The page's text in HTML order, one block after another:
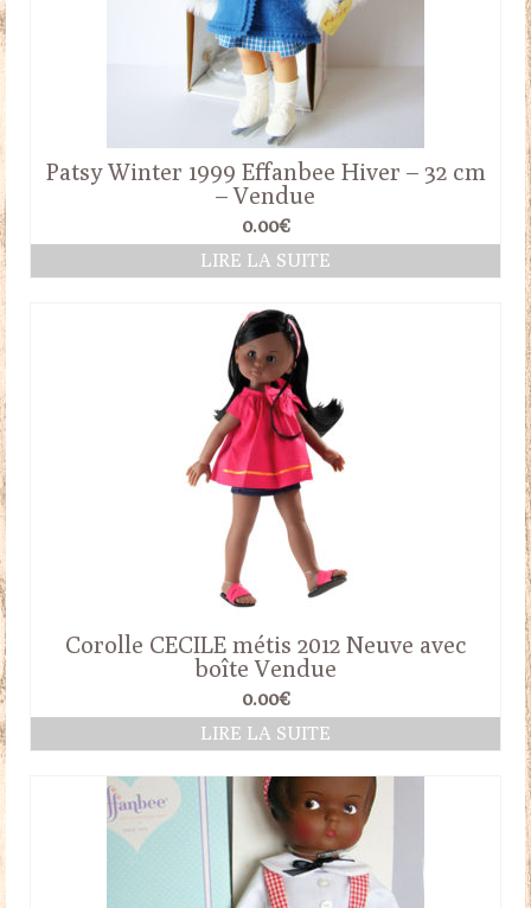
Patsy Winter 1999 Effanbee Hiver – 32 cm
– Vendue
0.00€
LIRE LA SUITE
Corolle CECILE métis 2012 Neuve avec
boîte Vendue
0.00€
LIRE LA SUITE